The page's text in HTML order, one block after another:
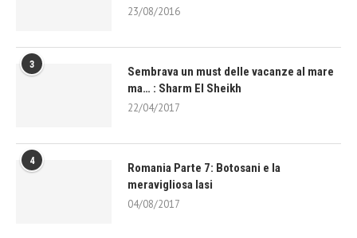
23/08/2016
3
Sembrava un must delle vacanze al mare
ma… : Sharm El Sheikh
22/04/2017
4
Romania Parte 7: Botosani e la
meravigliosa Iasi
04/08/2017